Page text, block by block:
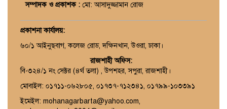
সম্পাদক ও প্রকাশক : মো: আসাদুজ্জামান রোজ
প্রকাশনা কার্যালয়:
৬০/১ আইনুছবাগ, কলেজ রোড, দক্ষিনখান, উওরা, ঢাকা।
রাজশাহী অফিস:
বি-৩২৪/১ নং সেক্টর (৪র্থ তলা) , উপশহর, সপুরা, রাজশাহী।
মোবাইল: ০১৭১১-০৬২৮০৫, ০১৭৩৭-৭১২৩৪১, ০১৭৯৯-১০৩৩৯১
ইমেইল: mohanagarbarta@yahoo.com,